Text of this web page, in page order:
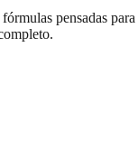
pensadas